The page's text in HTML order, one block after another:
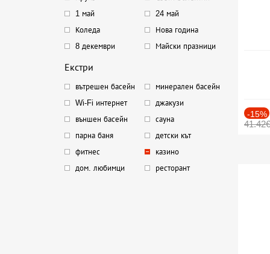
1 май
24 май
Коледа
Нова година
8 декември
Майски празници
Екстри
вътрешен басейн
минерален басейн
Wi-Fi интернет
джакузи
външен басейн
сауна
парна баня
детски кът
фитнес
казино
дом. любимци
ресторант
-15%
41.42€